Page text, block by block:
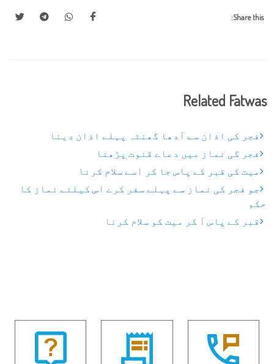
Share this:
Related Fatwas
فجر کی اذان سے آدھا گھنٹہ پہلے اذان دینا
فجر کی نماز میں دعاے قنوت پڑھنا
میت کی قبر کے پاس جا کر اسے سلام کرنا
جو فجر کی نماز سے پہلے سفر کرے اس کیلئے نماز کا
حکم
قبر کے پاس آ کر میت کو سلام کرنا